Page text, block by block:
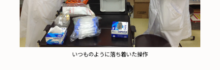
いつものように落ち着いた操作